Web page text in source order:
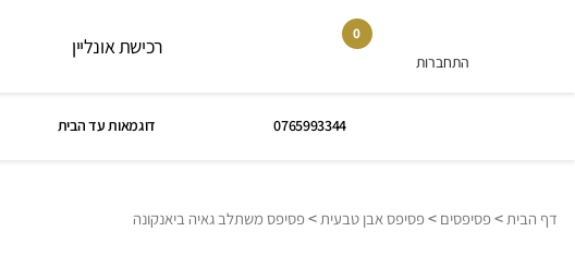
התחברות
0
רכישת אונליין
0765993344 דוגמאות עד הבית
דף הבית>פסיפסים >פסיפס אבן טבעית>פסיפס משתלב גאיה ביאנקונה